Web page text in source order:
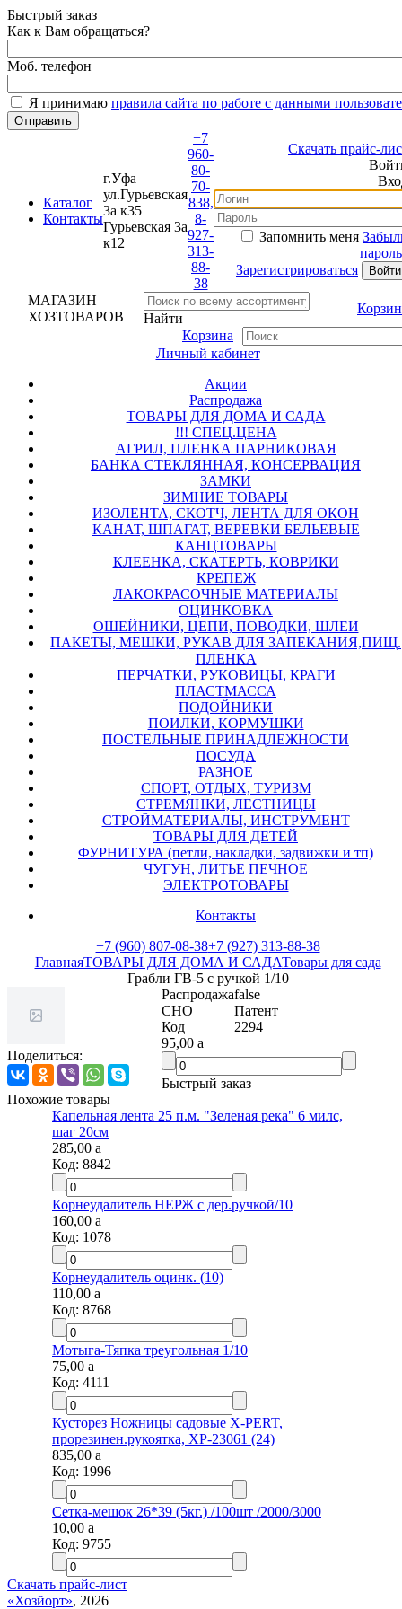
Быстрый заказ
Как к Вам обращаться?
Моб. телефон
Я принимаюправила сайта по работе с данными
Каталог
Контакты
г.Уфа
ул.Гурьевская
3а к35
Гурьевская 3а
к12
+7
960-
80-
70-
838,
8-
927-
313-
88-
38
Скачать прайс-лист
Войти
Вход
Запомнить меня Забыли
пароль?
Зарегистрироваться
МАГАЗИН
ХОЗТОВАРОВ
Найти
Корзина
Корзина
Личный кабинет
Акции
Распродажа
ТОВАРЫ ДЛЯ ДОМА И САДА
!!! СПЕЦ.ЦЕНА
АГРИЛ, ПЛЕНКА ПАРНИКОВАЯ
БАНКА СТЕКЛЯННАЯ, КОНСЕРВАЦИЯ
ЗАМКИ
ЗИМНИЕ ТОВАРЫ
ИЗОЛЕНТА, СКОТЧ, ЛЕНТА ДЛЯ ОКОН
КАНАТ, ШПАГАТ, ВЕРЕВКИ БЕЛЬЕВЫЕ
КАНЦТОВАРЫ
КЛЕЕНКА, СКАТЕРТЬ, КОВРИКИ
КРЕПЕЖ
ЛАКОКРАСОЧНЫЕ МАТЕРИАЛЫ
ОЦИНКОВКА
ОШЕЙНИКИ, ЦЕПИ, ПОВОДКИ, ШЛЕИ
ПАКЕТЫ, МЕШКИ, РУКАВ ДЛЯ ЗАПЕКАНИЯ,ПИЩ.
ПЛЕНКА
ПЕРЧАТКИ, РУКОВИЦЫ, КРАГИ
ПЛАСТМАССА
ПОДОЙНИКИ
ПОИЛКИ, КОРМУШКИ
ПОСТЕЛЬНЫЕ ПРИНАДЛЕЖНОСТИ
ПОСУДА
РАЗНОЕ
СПОРТ, ОТДЫХ, ТУРИЗМ
СТРЕМЯНКИ, ЛЕСТНИЦЫ
СТРОЙМАТЕРИАЛЫ, ИНСТРУМЕНТ
ТОВАРЫ ДЛЯ ДЕТЕЙ
ФУРНИТУРА (петли, накладки, задвижки и тп)
ЧУГУН, ЛИТЬЕ ПЕЧНОЕ
ЭЛЕКТРОТОВАРЫ
Контакты
+7 (960) 807-08-38+7 (927) 313-88-38
ГлавнаяТОВАРЫ ДЛЯ ДОМА И САДАТовары для сада
Грабли ГВ-5 с ручкой 1/10
Поделиться:
Распродажаfalse
СНО
Патент
Код
2294
95,00a
Быстрый заказ
Похожие товары
Капельная лента 25 п.м. "Зеленая река" 6 милс,
шаг 20см
285,00a
Код:8842
Корнеудалитель НЕРЖ с дер.ручкой/10
160,00a
Код:1078
Корнеудалитель оцинк. (10)
110,00a
Код:8768
Мотыга-Тяпка треугольная 1/10
75,00a
Код:4111
Кусторез Ножницы садовые X-PERT,
прорезинен.рукоятка, XP-23061 (24)
835,00a
Код:1996
Сетка-мешок 26*39 (5кг.) /100шт /2000/3000
10,00a
Код:9755
Скачать прайс-лист
«Хозйорт», 2026